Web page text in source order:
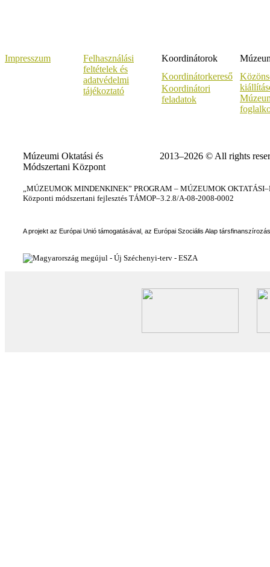
Impresszum
Felhasználási
feltételek és
adatvédelmi
tájékoztató
Koordinátorok
Koordinátorkereső
Koordinátori
feladatok
Múzeumi Oktatási és
Módszertani Központ
2013–2026 © All rights
„MÚZEUMOK MINDENKINEK” PROGRAM – MÚZEUMOK
Központi módszertani fejlesztés TÁMOP–3.2.8/A-08-2008-0002
A projekt az Európai Unió támogatásával, az Európai Szociális Alap